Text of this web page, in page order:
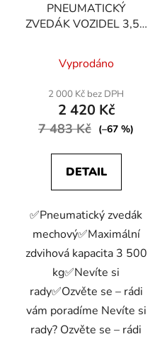
PNEUMATICKÝ
ZVEDÁK VOZIDEL 3,5T
hodnocení
produktu
je
3,5
5
Vyprodáno
2 000 Kč bez DPH
2 420 Kč
7 483 Kč (–67 %)
DETAIL
✅Pneumatický zvedák
mechový✅Maximální
zdvihová kapacita 3 500
kg✅Nevíte si
rady✅Ozvěte se – rádi
vám poradíme Nevíte si
rady? Ozvěte se – rádi